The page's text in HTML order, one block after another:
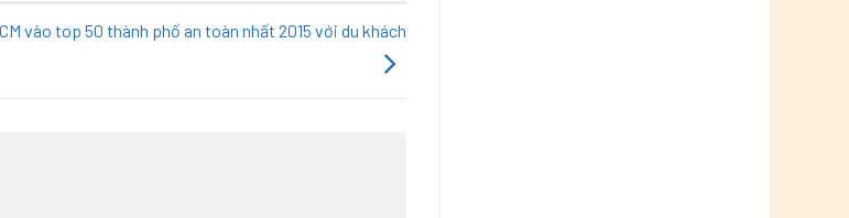
vào top 50 thành phố an toàn nhất 2015 với du khách